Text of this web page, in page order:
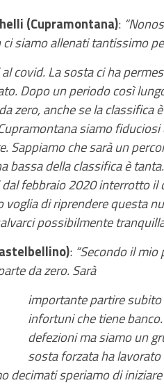
(Cupramontana):
siamo allenati tantissimo
covid. La sosta ci ha
Dopo un periodo così
zero, anche se la classifica
siamo
Sappiamo che sarà un
bassa della classifica è
febbraio 2020 interrotto
voglia di riprendere questa
possibilmente
: “Secondo il
da zero. Sarà
importante partire
infortuni che tiene
defezioni ma siamo un
sosta forzata ha
decimati speriamo di